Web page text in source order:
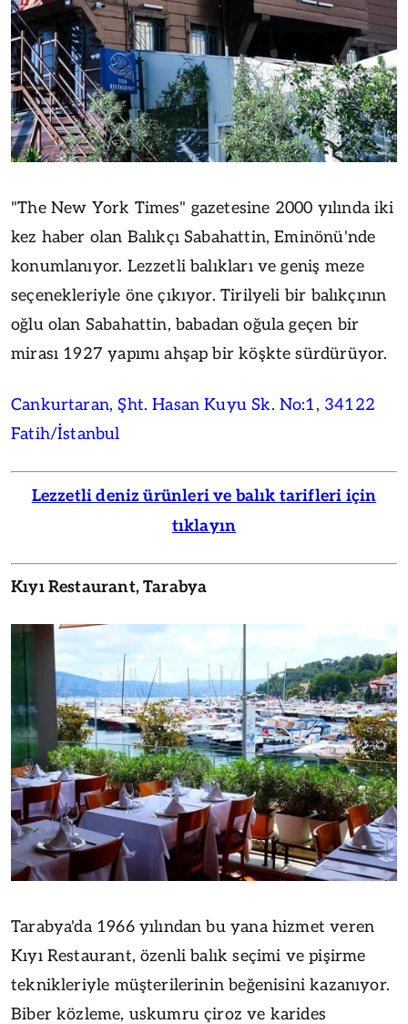
"The New York Times" gazetesine 2000 yılında iki
kez haber olan Balıkçı Sabahattin, Eminönü'nde
konumlanıyor. Lezzetli balıkları ve geniş meze
seçenekleriyle öne çıkıyor. Tirilyeli bir balıkçının
oğlu olan Sabahattin, babadan oğula geçen bir
mirası 1927 yapımı ahşap bir köşkte sürdürüyor.
Cankurtaran, Şht. Hasan Kuyu Sk. No:1, 34122
Fatih/İstanbul
Lezzetli deniz ürünleri ve balık tarifleri için
tıklayın
Kıyı Restaurant, Tarabya
Tarabya'da 1966 yılından bu yana hizmet veren
Kıyı Restaurant, özenli balık seçimi ve pişirme
teknikleriyle müşterilerinin beğenisini kazanıyor.
Biber közleme, uskumru çiroz ve karides